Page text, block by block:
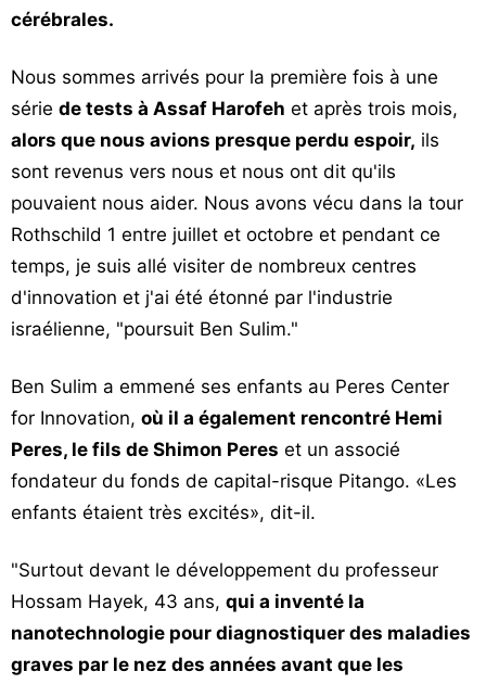
cérébrales.
Nous sommes arrivés pour la première fois à une
série de tests à Assaf Harofeh et après trois mois,
alors que nous avions presque perdu espoir, ils
sont revenus vers nous et nous ont dit qu'ils
pouvaient nous aider. Nous avons vécu dans la tour
Rothschild 1 entre juillet et octobre et pendant ce
temps, je suis allé visiter de nombreux centres
d'innovation et j'ai été étonné par l'industrie
israélienne, "poursuit Ben Sulim."
Ben Sulim a emmené ses enfants au Peres Center
for Innovation, où il a également rencontré Hemi
Peres, le fils de Shimon Peres et un associé
fondateur du fonds de capital-risque Pitango. «Les
enfants étaient très excités», dit-il.
"Surtout devant le développement du professeur
Hossam Hayek, 43 ans, qui a inventé la
nanotechnologie pour diagnostiquer des maladies
graves par le nez des années avant que les